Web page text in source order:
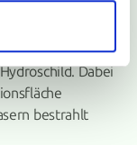
einer
Im
Dabei
bestrahlt